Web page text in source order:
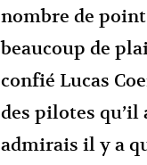
nombre de
beaucoup de
confié Lucas
des pilotes qu’il
admirais il y a